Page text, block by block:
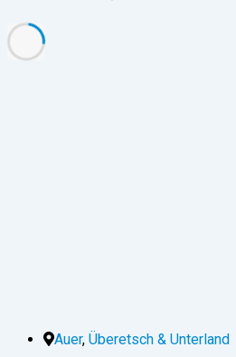
Auer, Überetsch & Unterland